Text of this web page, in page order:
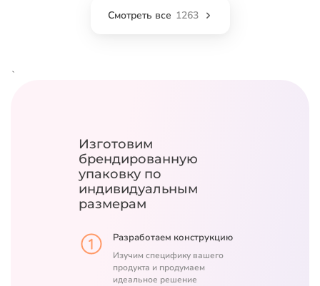
Смотреть все 1263
`
Изготовим
брендированную
упаковку по
индивидуальным
размерам
Разработаем конструкцию
Изучим специфику вашего
продукта и продумаем
идеальное решение